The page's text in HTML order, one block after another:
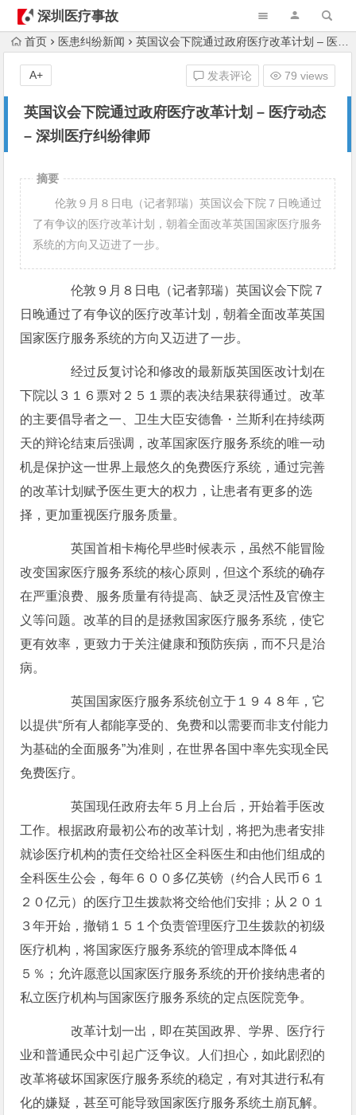
深圳医疗事故
律师
首页 医患纠纷新闻 英国议会下院通过政府医疗改革计划 – 医疗动态 – 深圳医疗纠纷律师
英国议会下院通过政府医疗改革计划 – 医疗动态
– 深圳医疗纠纷律师
发表评论 79 views
A+
摘要
伦敦９月８日电（记者郭瑞）英国议会下院７日晚通过
了有争议的医疗改革计划，朝着全面改革英国国家医疗服务
系统的方向又迈进了一步。
伦敦９月８日电（记者郭瑞）英国议会下院７
日晚通过了有争议的医疗改革计划，朝着全面改革英国
国家医疗服务系统的方向又迈进了一步。
经过反复讨论和修改的最新版英国医改计划在
下院以３１６票对２５１票的表决结果获得通过。改革
的主要倡导者之一、卫生大臣安德鲁・兰斯利在持续两
天的辩论结束后强调，改革国家医疗服务系统的唯一动
机是保护这一世界上最悠久的免费医疗系统，通过完善
的改革计划赋予医生更大的权力，让患者有更多的选
择，更加重视医疗服务质量。
英国首相卡梅伦早些时候表示，虽然不能冒险
改变国家医疗服务系统的核心原则，但这个系统的确存
在严重浪费、服务质量有待提高、缺乏灵活性及官僚主
义等问题。改革的目的是拯救国家医疗服务系统，使它
更有效率，更致力于关注健康和预防疾病，而不只是治
病。
英国国家医疗服务系统创立于１９４８年，它
以提供“所有人都能享受的、免费和以需要而非支付能力
为基础的全面服务”为准则，在世界各国中率先实现全民
免费医疗。
英国现任政府去年５月上台后，开始着手医改
工作。根据政府最初公布的改革计划，将把为患者安排
就诊医疗机构的责任交给社区全科医生和由他们组成的
全科医生公会，每年６００多亿英镑（约合人民币６１
２０亿元）的医疗卫生拨款将交给他们安排；从２０１
３年开始，撤销１５１个负责管理医疗卫生拨款的初级
医疗机构，将国家医疗服务系统的管理成本降低４
５％；允许愿意以国家医疗服务系统的开价接纳患者的
私立医疗机构与国家医疗服务系统的定点医院竞争。
改革计划一出，即在英国政界、学界、医疗行
业和普通民众中引起广泛争议。人们担心，如此剧烈的
改革将破坏国家医疗服务系统的稳定，有对其进行私有
化的嫌疑，甚至可能导致国家医疗服务系统土崩瓦解。